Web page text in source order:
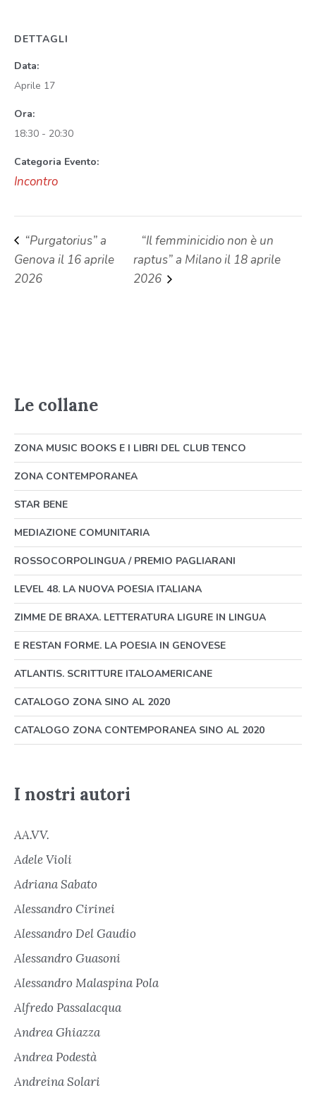
DETTAGLI
Data:
Aprile 17
Ora:
18:30 - 20:30
Categoria Evento:
Incontro
“Purgatorius” a
Genova il 16 aprile
2026
“Il femminicidio non è un
raptus” a Milano il 18 aprile
2026
Le collane
ZONA MUSIC BOOKS E I LIBRI DEL CLUB TENCO
ZONA CONTEMPORANEA
STAR BENE
MEDIAZIONE COMUNITARIA
ROSSOCORPOLINGUA / PREMIO PAGLIARANI
LEVEL 48. LA NUOVA POESIA ITALIANA
ZIMME DE BRAXA. LETTERATURA LIGURE IN LINGUA
E RESTAN FORME. LA POESIA IN GENOVESE
ATLANTIS. SCRITTURE ITALOAMERICANE
CATALOGO ZONA SINO AL 2020
CATALOGO ZONA CONTEMPORANEA SINO AL 2020
I nostri autori
AA.VV.
Adele Violi
Adriana Sabato
Alessandro Cirinei
Alessandro Del Gaudio
Alessandro Guasoni
Alessandro Malaspina Pola
Alfredo Passalacqua
Andrea Ghiazza
Andrea Podestà
Andreina Solari